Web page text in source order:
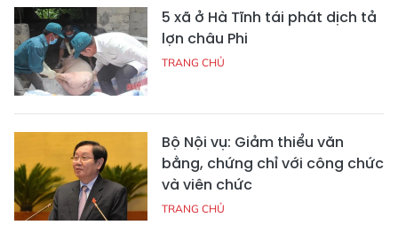
5 xã ở Hà Tĩnh tái phát dịch tả
lợn châu Phi
TRANG CHỦ
Bộ Nội vụ: Giảm thiểu văn
bằng, chứng chỉ với công chức
và viên chức
TRANG CHỦ